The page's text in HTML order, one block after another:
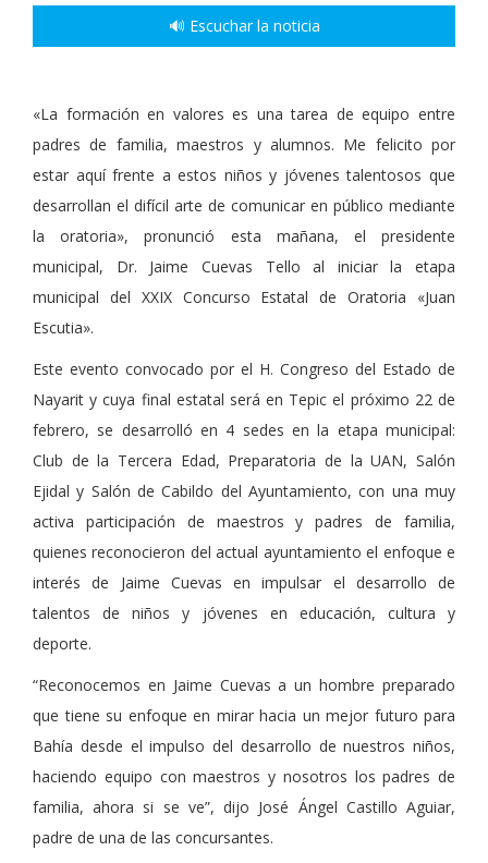
🔊 Escuchar la noticia
«La formación en valores es una tarea de equipo entre
padres de familia, maestros y alumnos. Me felicito por
estar aquí frente a estos niños y jóvenes talentosos que
desarrollan el difícil arte de comunicar en público mediante
la oratoria», pronunció esta mañana, el presidente
municipal, Dr. Jaime Cuevas Tello al iniciar la etapa
municipal del XXIX Concurso Estatal de Oratoria «Juan
Escutia».
Este evento convocado por el H. Congreso del Estado de
Nayarit y cuya final estatal será en Tepic el próximo 22 de
febrero, se desarrolló en 4 sedes en la etapa municipal:
Club de la Tercera Edad, Preparatoria de la UAN, Salón
Ejidal y Salón de Cabildo del Ayuntamiento, con una muy
activa participación de maestros y padres de familia,
quienes reconocieron del actual ayuntamiento el enfoque e
interés de Jaime Cuevas en impulsar el desarrollo de
talentos de niños y jóvenes en educación, cultura y
deporte.
“Reconocemos en Jaime Cuevas a un hombre preparado
que tiene su enfoque en mirar hacia un mejor futuro para
Bahía desde el impulso del desarrollo de nuestros niños,
haciendo equipo con maestros y nosotros los padres de
familia, ahora si se ve”, dijo José Ángel Castillo Aguiar,
padre de una de las concursantes.